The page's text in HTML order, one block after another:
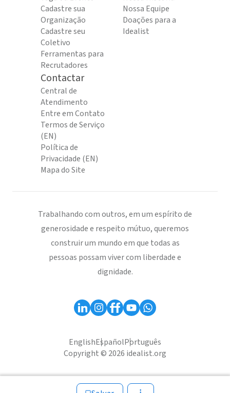
Cadastre sua
Organização
Cadastre seu
Coletivo
Ferramentas para
Recrutadores
Nossa Equipe
Doações para a
Idealist
Contactar
Central de
Atendimento
Entre em Contato
Termos de Serviço
(EN)
Política de
Privacidade (EN)
Mapa do Site
Trabalhando com outros, em um espírito de
generosidade e respeito mútuo, queremos
construir um mundo em que todas as
pessoas possam viver com liberdade e
dignidade.
EnglishEspañolPortuguês
Copyright © 2026 idealist.org